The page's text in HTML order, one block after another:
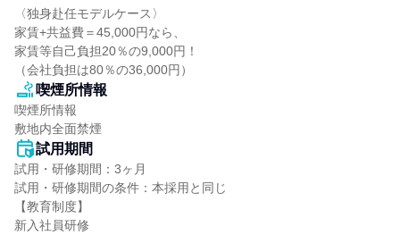
〈独身赴任モデルケース〉
家賃+共益費＝45,000円なら、
家賃等自己負担20％の9,000円！
（会社負担は80％の36,000円）
喫煙所情報
喫煙所情報
敷地内全面禁煙
試用期間
試用・研修期間：3ヶ月
試用・研修期間の条件：本採用と同じ
【教育制度】
新入社員研修